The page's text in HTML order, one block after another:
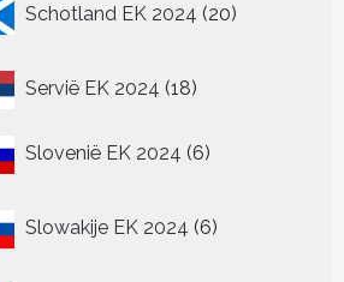
Schotland EK 2024 20
producten
Servië EK 2024 1818
Slovenië EK 2024 66
Slowakije EK 2024 6
producten